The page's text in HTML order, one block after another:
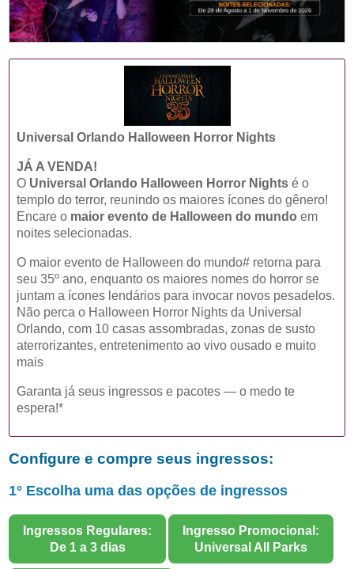
Universal Orlando Halloween Horror Nights
JÁ A VENDA!
O Universal Orlando Halloween Horror Nightsé o
templo do terror, reunindo os maiores ícones do gênero!
Encare o maior evento de Halloween do mundo em
noites selecionadas.
O maior evento de Halloween do mundo#retorna para
seu 35ºano, enquanto os maiores nomes do horror se
juntam a ícones lendários para invocar novos pesadelos.
Não perca o Halloween Horror Nights da Universal
Orlando, com 10 casas assombradas, zonas de susto
aterrorizantes, entretenimento ao vivo ousado e muito
mais
Garanta já seus ingressos e pacotes — o medo te
espera!*
Configure e compre seus ingressos:
1° Escolha uma das opções de ingressos
Ingressos Regulares:
De 1 a 3 dias
Ingresso Promocional:
Universal All Parks